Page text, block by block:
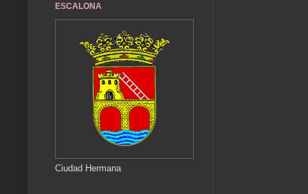
ESCALONA
Ciudad Hermana